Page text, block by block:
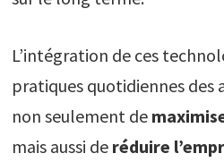
L’intégration de ces
pratiques quotidiennes
non seulement de
mais aussi de réduire